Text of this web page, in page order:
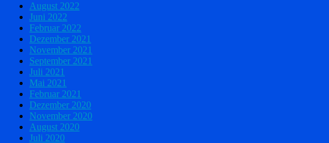
August 2022
Juni 2022
Februar 2022
Dezember 2021
November 2021
September 2021
Juli 2021
Mai 2021
Februar 2021
Dezember 2020
November 2020
August 2020
Juli 2020